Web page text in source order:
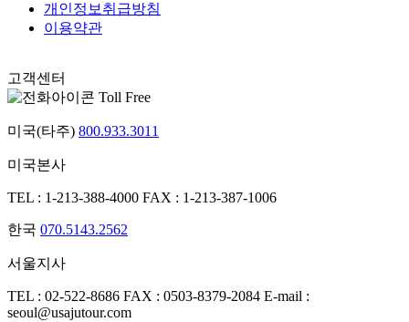
개인정보취급방침
이용약관
고객센터
Toll Free
미국(타주) 800.933.3011
미국본사
TEL : 1-213-388-4000 FAX : 1-213-387-1006
한국 070.5143.2562
서울지사
TEL : 02-522-8686 FAX : 0503-8379-2084 E-mail :
seoul@usajutour.com